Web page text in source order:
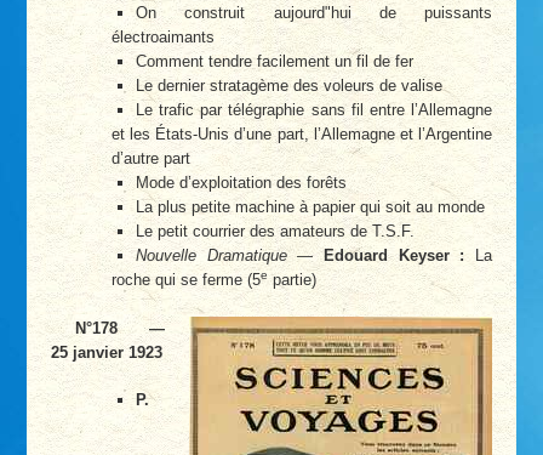
On construit aujourd"hui de puissants
électroaimants
Comment tendre facilement un fil de fer
Le dernier stratagème des voleurs de valise
Le trafic par télégraphie sans fil entre l’Allemagne
et les États-Unis d’une part, l’Allemagne et l’Argentine
d’autre part
Mode d’exploitation des forêts
La plus petite machine à papier qui soit au monde
Le petit courrier des amateurs de T.S.F.
Nouvelle Dramatique—Edouard Keyser : La
roche qui se ferme (5e partie)
N°178 —
25 janvier 1923
P.